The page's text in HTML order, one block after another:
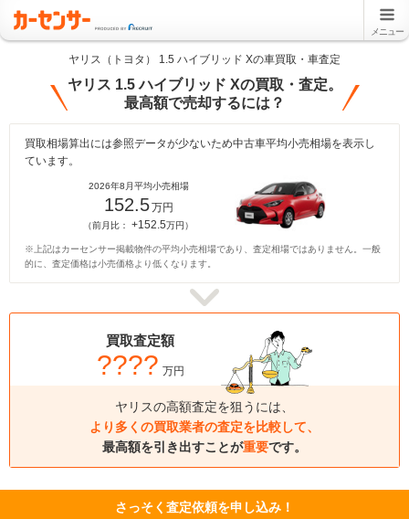
メニュー
ヤリス（トヨタ） 1.5 ハイブリッド Xの車買取・車査定
ヤリス 1.5 ハイブリッド Xの買取・査定。
最高額で売却するには？
買取相場算出には参照データが少ないため中古車平均小売相場を表示し
ています。
2026年8月平均小売相場
152.5万円
（前月比：+152.5万円）
※上記はカーセンサー掲載物件の平均小売相場であり、査定相場ではありません。一般
的に、査定価格は小売価格より低くなります。
買取査定額
???? 万円
ヤリスの高額査定を狙うには、
より多くの買取業者の査定を比較して、
最高額を引き出すことが重要です。
さっそく査定依頼を申し込み！